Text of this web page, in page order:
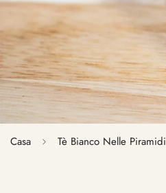
Casa Tè Bianco Nelle Piramidi